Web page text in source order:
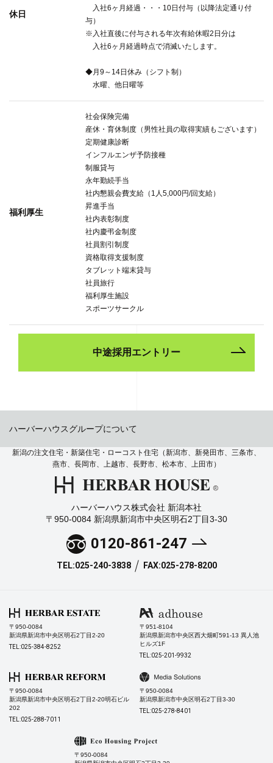
休日
入社6ヶ月経過・・・10日付与（以降法定通り付
与）
※入社直後に付与される年次有給休暇2日分は
入社6ヶ月経過時点で消滅いたします。
◆月9～14日休み（シフト制）
水曜、他日曜等
福利厚生
社会保険完備
産休・育休制度（男性社員の取得実績もございます）
定期健康診断
インフルエンザ予防接種
制服貸与
永年勤続手当
社内懇親会費支給（1人5,000円/回支給）
昇進手当
社内表彰制度
社内慶弔金制度
社員割引制度
資格取得支援制度
タブレット端末貸与
社員旅行
福利厚生施設
スポーツサークル
中途採用エントリー
ハーバーハウスグループについて
新潟の注文住宅・新築住宅・ローコスト住宅（新潟市、新発田市、三条市、
燕市、長岡市、上越市、長野市、松本市、上田市）
ハーバーハウス株式会社 新潟本社
〒950-0084 新潟県新潟市中央区明石2丁目3-30
0120-861-247
TEL:025-240-3838 FAX:025-278-8200
〒950-0084
新潟県新潟市中央区明石2丁目2-20
TEL:025-384-8252
〒951-8104
新潟県新潟市中央区西大畑町591-13 異人池
ヒルズ1F
TEL:025-201-9932
〒950-0084
新潟県新潟市中央区明石2丁目2-20明石ビル
202
TEL:025-288-7011
〒950-0084
新潟県新潟市中央区明石2丁目3-30
TEL:025-278-8401
〒950-0084